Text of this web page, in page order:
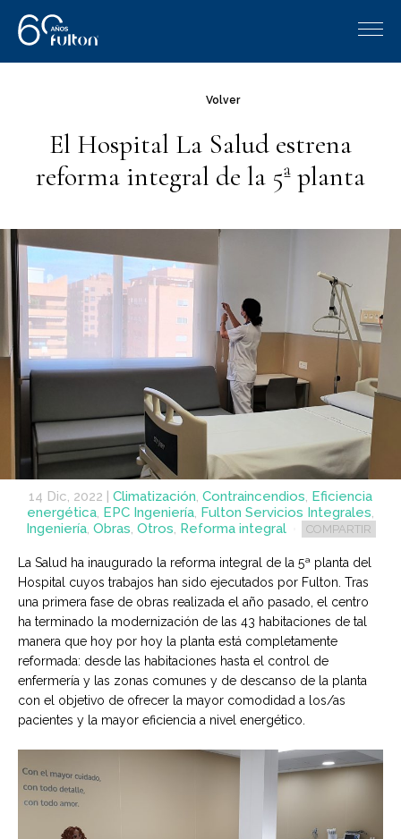
Volver
El Hospital La Salud estrena
reforma integral de la 5ª planta
14 Dic, 2022 | Climatización, Contraincendios, Eficiencia
energética, EPC Ingeniería, Fulton Servicios Integrales,
Ingeniería, Obras, Otros, Reforma integral COMPARTIR
La Salud ha inaugurado la reforma integral de la 5ª planta del
Hospital cuyos trabajos han sido ejecutados por Fulton. Tras
una primera fase de obras realizada el año pasado, el centro
ha terminado la modernización de las 43 habitaciones de tal
manera que hoy por hoy la planta está completamente
reformada: desde las habitaciones hasta el control de
enfermería y las zonas comunes y de descanso de la planta
con el objetivo de ofrecer la mayor comodidad a los/as
pacientes y la mayor eficiencia a nivel energético.